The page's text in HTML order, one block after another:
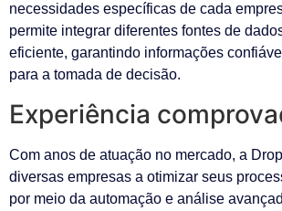
necessidades específicas de cada
permite integrar diferentes fontes de
eficiente, garantindo informações
para a tomada de decisão.
Experiência
Com anos de atuação no mercado, a
diversas empresas a otimizar seus
por meio da automação e análise